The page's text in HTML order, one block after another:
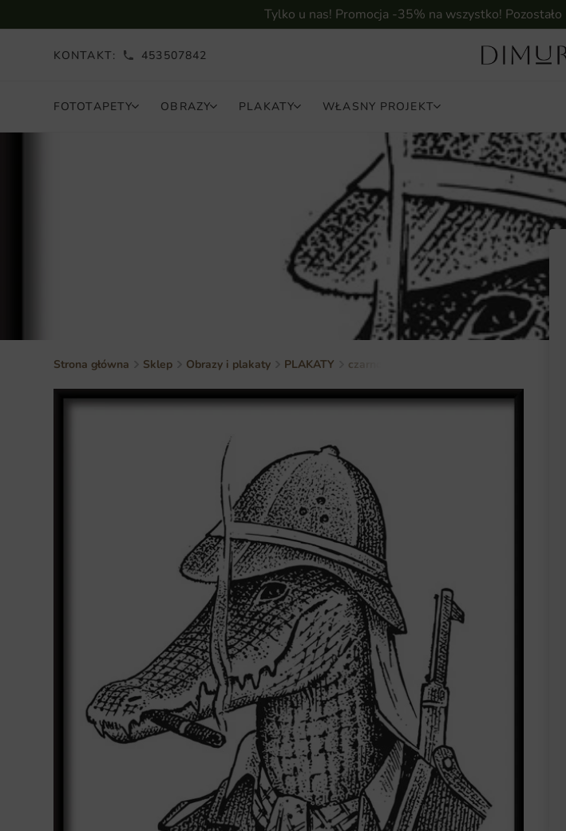
Tylko u nas! Promocja -35% na wszystko! Pozostało
KONTAKT: 453507842
FOTOTAPETY OBRAZY PLAKATY WŁASNY PROJEKT
Strona główna Sklep Obrazy i plakaty PLAKATY czarno-białe